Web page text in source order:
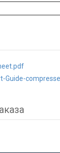
Guide-